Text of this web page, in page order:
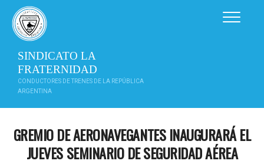
contenido
SINDICATO LA
FRATERNIDAD
CONDUCTORES DE TRENES DE LA REPÚBLICA
ARGENTINA
GREMIO DE AERONAVEGANTES INAUGURARÁ EL
JUEVES SEMINARIO DE SEGURIDAD AÉREA